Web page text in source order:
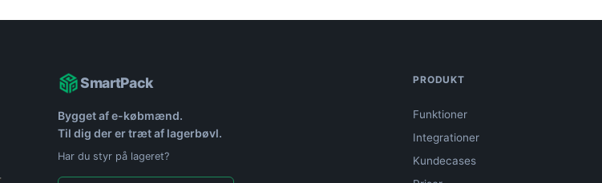
SmartPack
Bygget af e-købmænd.
Til dig der er træt af lagerbøvl.
Har du styr på lageret?
PRODUKT
Funktioner
Integrationer
Kundecases